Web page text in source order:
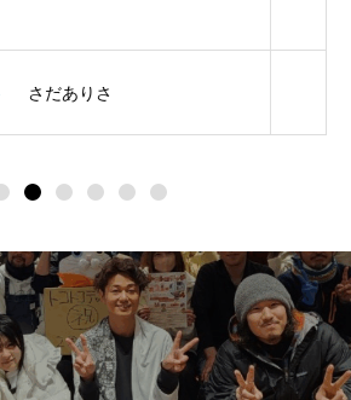
パティシエール